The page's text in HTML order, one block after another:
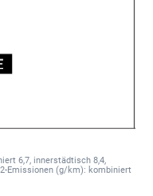
6,7, innerstädtisch 8,4,
Emissionen (g/km): kombiniert